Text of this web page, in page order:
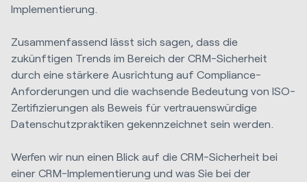
Implementierung.
Zusammenfassend lässt sich sagen, dass die
zukünftigen Trends im Bereich der CRM-Sicherheit
durch eine stärkere Ausrichtung auf Compliance-
Anforderungen und die wachsende Bedeutung von ISO-
Zertifizierungen als Beweis für vertrauenswürdige
Datenschutzpraktiken gekennzeichnet sein werden.
Werfen wir nun einen Blick auf die CRM-Sicherheit bei
einer CRM-Implementierung und was Sie bei der